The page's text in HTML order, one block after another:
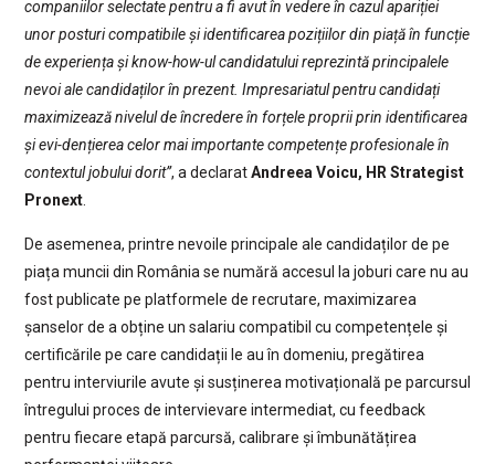
companiilor selectate pentru a fi avut în vedere în cazul apariției
unor posturi compatibile și identificarea pozițiilor din piață în funcție
de experiența și know-how-ul candidatului reprezintă principalele
nevoi ale candidaților în prezent. Impresariatul pentru candidați
maximizează nivelul de încredere în forțele proprii prin identificarea
și evi-dențierea celor mai importante competențe profesionale în
contextul jobului dorit”, a declaratAndreea Voicu, HR Strategist
Pronext.
De asemenea, printre nevoile principale ale candidaților de pe
piața muncii din România se numără accesul la joburi care nu au
fost publicate pe platformele de recrutare, maximizarea
șanselor de a obține un salariu compatibil cu competențele și
certificările pe care candidații le au în domeniu, pregătirea
pentru interviurile avute și susținerea motivațională pe parcursul
întregului proces de intervievare intermediat, cu feedback
pentru fiecare etapă parcursă, calibrare și îmbunătățirea